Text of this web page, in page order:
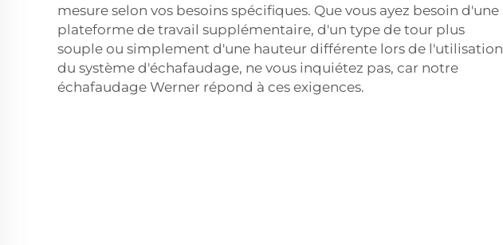
mesure selon vos besoins spécifiques. Que vous ayez besoin d'une
plateforme de travail supplémentaire, d'un type de tour plus
souple ou simplement d'une hauteur différente lors de l'utilisation
du système d'échafaudage, ne vous inquiétez pas, car notre
échafaudage Werner répond à ces exigences.